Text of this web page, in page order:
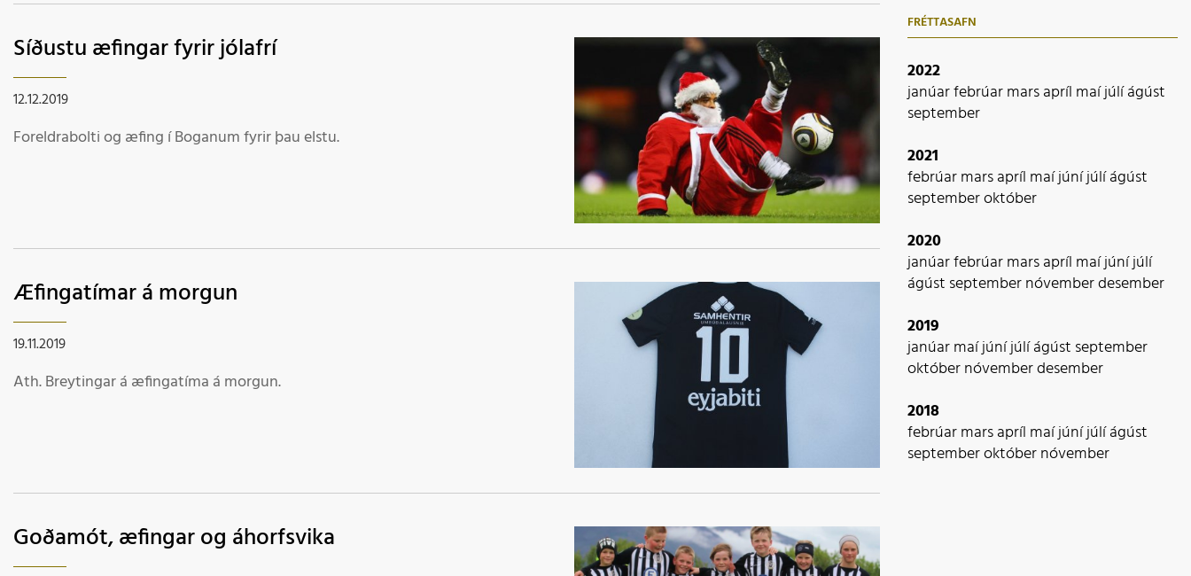
Síðustu æfingar fyrir jólafrí
12.12.2019
Foreldrabolti og æfing í Boganum fyrir þau elstu.
Æfingatímar á morgun
19.11.2019
Ath. Breytingar á æfingatíma á morgun.
Goðamót, æfingar og áhorfsvika
FRÉTTASAFN
2022
janúarfebrúarmarsapríl maíjúlíágúst
september
2021
febrúarmarsapríl maíjúníjúlíágúst
septemberoktóber
2020
janúarfebrúarmarsapríl maíjúníjúlí
ágúst septembernóvemberdesember
2019
janúarmaíjúníjúlíágúst september
októbernóvemberdesember
2018
febrúarmarsapríl maíjúníjúlíágúst
septemberoktóbernóvember